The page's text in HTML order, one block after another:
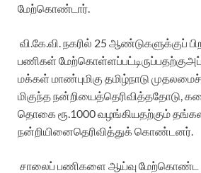
மேற்கொண்டார்
வி கேவி நகரில் 25ஆண்டுகளுக்குப்
பணிகள் மேற்கொள்ளப்பட்டிருப்பதற்கு
மக்கள் மாண்புமிகு தமிழ்நாடு
மிகுந்தநன்றியைத்தெரிவித்ததோடு
தொகைரூ .1000வழங்கியதற்கும்
நன்றியினைதெரிவித்துக்கொண்டனர்
சாலைப் பணிகளை ஆய்வு மேற்கொண்ட